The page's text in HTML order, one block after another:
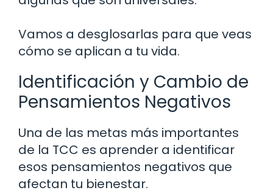
Vamos a desglosarlas para que veas
cómo se aplican a tu vida.
Identificación y Cambio de
Pensamientos Negativos
Una de las metas más importantes
de la TCC es aprender a identificar
esos pensamientos negativos que
afectan tu bienestar.